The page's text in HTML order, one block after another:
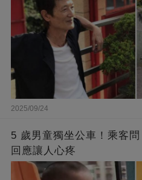
2025/09/24
5 歲男童獨坐公車！乘客
回應讓人心疼